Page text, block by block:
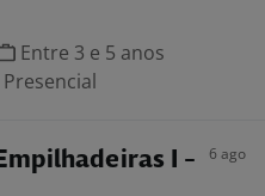
Entre 3 e 5 anos
Presencial
I -
6 ago